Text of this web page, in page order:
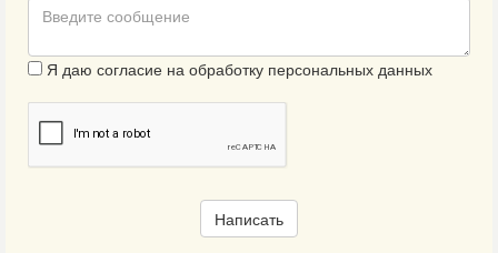
Я даю согласие на обработку персональных данных
Написать